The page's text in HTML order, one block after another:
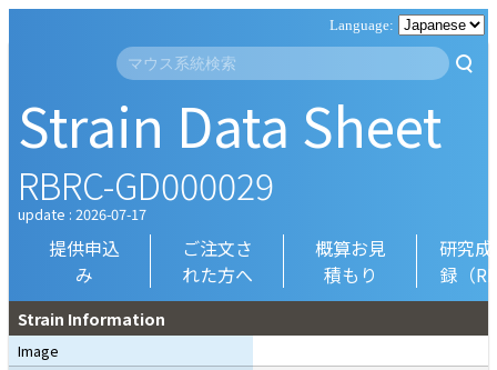
Strain Data Sheet
RBRC-GD000029
update : 2026-07-17
提供申込
み
ご注文さ
れた方へ
概算お見
積もり
研究
録（
Strain Information
Image